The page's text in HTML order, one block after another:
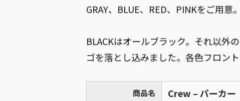
GRAY、BLUE、RED、PINKをご用意
BLACKはオールブラック。それ以外
ゴを落とし込みました。各色フロント
商品名 Crew – パーカー